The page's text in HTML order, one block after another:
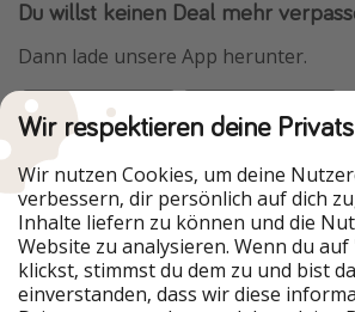
Du willst keinen Deal mehr
Dann lade unsere App herunter.
Urlaubspiraten ist Teil der
Unsere Märkte
PiratinViaggio
VakantiePiraten
VoyagesPirates
Wir respektieren deine
Wir nutzen Cookies, um deine
verbessern, dir persönlich auf dich
Inhalte liefern zu können und die
Website zu analysieren. Wenn du
klickst, stimmst du dem zu und bist
einverstanden, dass wir diese